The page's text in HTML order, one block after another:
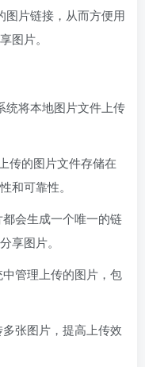
图片链接，从而方便用
图片。
统将本地图片文件上传
传的图片文件存储在
和可靠性。
会生成一个唯一的链
享图片。
管理上传的图片，包
张图片，提高上传效